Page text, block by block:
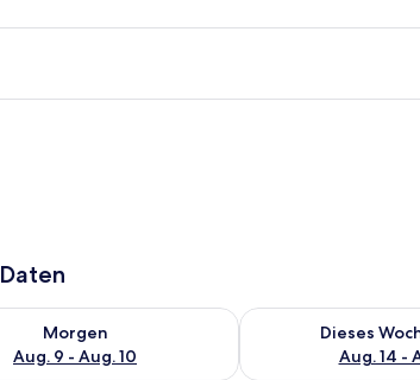
8 - Aug. 9.
Morgen
Aug. 9 - Aug. 10
Verfügbarkeit für morgen, Aug. 9 - Aug. 10.
Dieses
Aug. 14 -
Überprüfe die